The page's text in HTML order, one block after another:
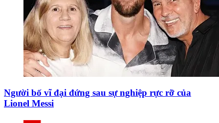
Người bố vĩ đại đứng sau sự nghiệp rực rỡ của
Lionel Messi